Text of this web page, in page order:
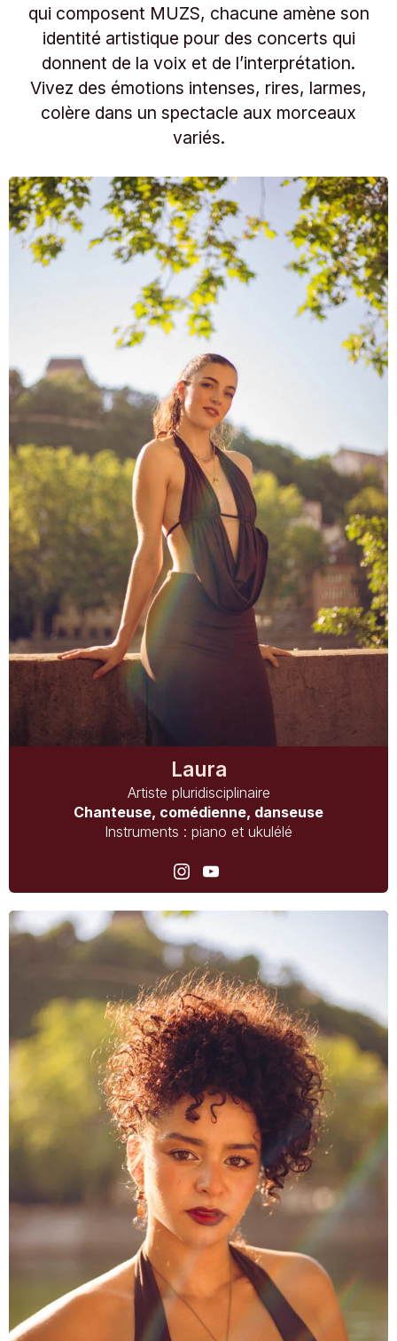
qui composent MUZS, chacune amène son
identité artistique pour des concerts qui
donnent de la voix et de l’interprétation.
Vivez des émotions intenses, rires, larmes,
colère dans un spectacle aux morceaux
variés.
Laura
Artiste pluridisciplinaire
Chanteuse, comédienne, danseuse
Instruments : piano et ukulélé